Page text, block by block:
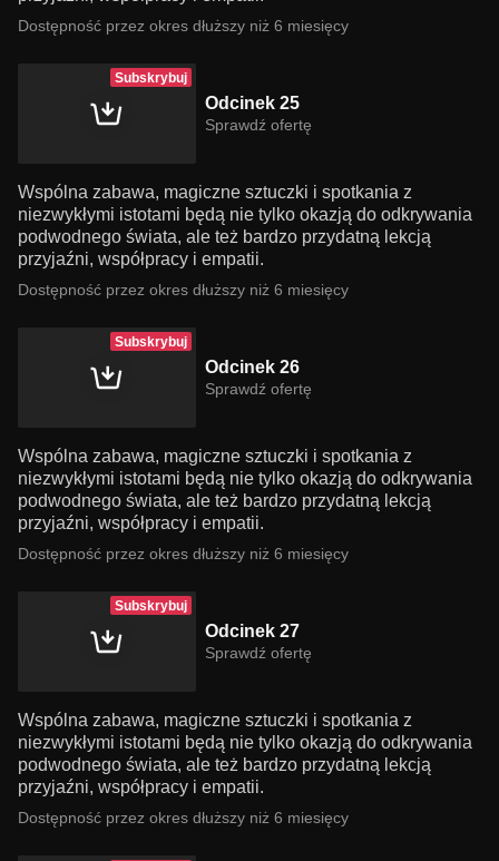
Dostępność przez okres dłuższy niż 6 miesięcy
Subskrybuj
Odcinek 25
Sprawdź ofertę
Wspólna zabawa, magiczne sztuczki i spotkania z
niezwykłymi istotami będą nie tylko okazją do odkrywania
podwodnego świata, ale też bardzo przydatną lekcją
przyjaźni, współpracy i empatii.
Dostępność przez okres dłuższy niż 6 miesięcy
Subskrybuj
Odcinek 26
Sprawdź ofertę
Wspólna zabawa, magiczne sztuczki i spotkania z
niezwykłymi istotami będą nie tylko okazją do odkrywania
podwodnego świata, ale też bardzo przydatną lekcją
przyjaźni, współpracy i empatii.
Dostępność przez okres dłuższy niż 6 miesięcy
Subskrybuj
Odcinek 27
Sprawdź ofertę
Wspólna zabawa, magiczne sztuczki i spotkania z
niezwykłymi istotami będą nie tylko okazją do odkrywania
podwodnego świata, ale też bardzo przydatną lekcją
przyjaźni, współpracy i empatii.
Dostępność przez okres dłuższy niż 6 miesięcy